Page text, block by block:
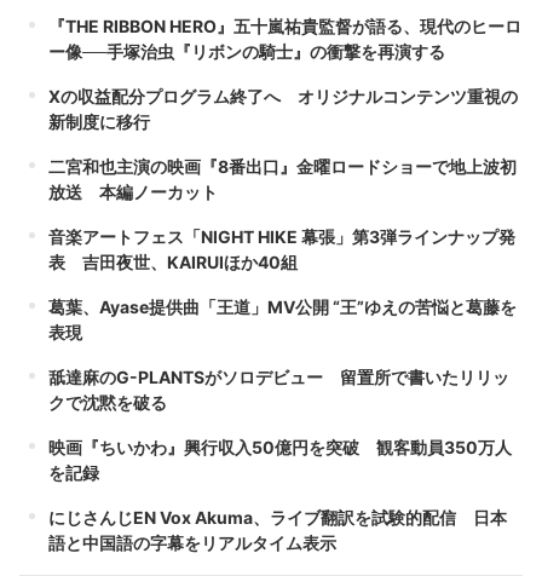
『THE RIBBON HERO』五十嵐祐貴監督が語る、現代のヒーロ
ー像──手塚治虫『リボンの騎士』の衝撃を再演する
Xの収益配分プログラム終了へ オリジナルコンテンツ重視の
新制度に移行
二宮和也主演の映画『8番出口』金曜ロードショーで地上波初
放送 本編ノーカット
音楽アートフェス「NIGHT HIKE 幕張」第3弾ラインナップ発
表 吉田夜世、KAIRUIほか40組
葛葉、Ayase提供曲「王道」MV公開 “王”ゆえの苦悩と葛藤を
表現
舐達麻のG-PLANTSがソロデビュー 留置所で書いたリリッ
クで沈黙を破る
映画『ちいかわ』興行収入50億円を突破 観客動員350万人
を記録
にじさんじEN Vox Akuma、ライブ翻訳を試験的配信 日本
語と中国語の字幕をリアルタイム表示